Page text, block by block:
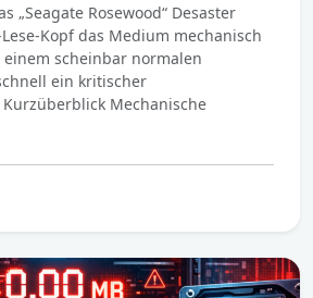
„Seagate Rosewood“ Desaster
Kopf das Medium mechanisch
scheinbar normalen
ein kritischer
Mechanische